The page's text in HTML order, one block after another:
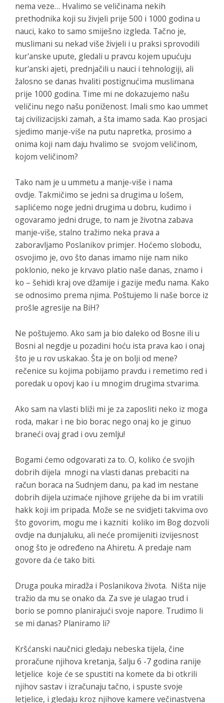
nema veze… Hvalimo se veličinama nekih
prethodnika koji su živjeli prije 500 i 1000 godina u
nauci, kako to samo smiješno izgleda. Tačno je,
muslimani su nekad više živjeli i u praksi sprovodili
kur'anske upute, gledali u pravcu kojem upućuju
kur'anski ajeti, prednjačili u nauci i tehnologiji, ali
žalosno se danas hvaliti postignućima muslimana
prije 1000 godina. Time mi ne dokazujemo našu
veličinu nego našu poniženost. Imali smo kao ummet
taj civilizacijski zamah, a šta imamo sada. Kao prosjaci
sjedimo manje-više na putu napretka, prosimo a
onima koji nam daju hvalimo se svojom veličinom,
kojom veličinom?
Tako nam je u ummetu a manje-više i nama
ovdje. Takmičimo se jedni sa drugima u lošem,
saplićemo noge jedni drugima u dobru, kudimo i
ogovaramo jedni druge, to nam je životna zabava
manje-više, stalno tražimo neka prava a
zaboravljamo Poslanikov primjer. Hoćemo slobodu,
osvojimo je, ovo što danas imamo nije nam niko
poklonio, neko je krvavo platio naše danas, znamo i
ko – šehidi kraj ove džamije i gazije među nama. Kako
se odnosimo prema njima. Poštujemo li naše borce iz
prošle agresije na BiH?
Ne poštujemo. Ako sam ja bio daleko od Bosne ili u
Bosni al negdje u pozadini hoću ista prava kao i onaj
što je u rov uskakao. Šta je on bolji od mene?
rečenice su kojima pobijamo pravdu i remetimo red i
poredak u opovj kao i u mnogim drugima stvarima.
Ako sam na vlasti bliži mi je za zaposliti neko iz moga
roda, makar i ne bio borac nego onaj ko je ginuo
braneći ovaj grad i ovu zemlju!
Bogami ćemo odgovarati za to. O, koliko će svojih
dobrih dijela mnogi na vlasti danas prebaciti na
račun boraca na Sudnjem danu, pa kad im nestane
dobrih dijela uzimaće njihove grijehe da bi im vratili
hakk koji im pripada. Može se ne svidjeti takvima ovo
što govorim, mogu me i kazniti koliko im Bog dozvoli
ovdje na dunjaluku, ali neće promijeniti izvijesnost
onog što je određeno na Ahiretu. A predaje nam
govore da će tako biti.
Druga pouka miradža i Poslanikova života. Ništa nije
tražio da mu se onako da. Za sve je ulagao trud i
borio se pomno planirajući svoje napore. Trudimo li
se mi danas? Planiramo li?
Kršćanski naučnici gledaju nebeska tijela, čine
proračune njihova kretanja, šalju 6 -7 godina ranije
letjelice koje će se spustiti na komete da bi otkrili
njihov sastav i izračunaju tačno, i spuste svoje
letjelice, i gledaju kroz njihove kamere večinastvena